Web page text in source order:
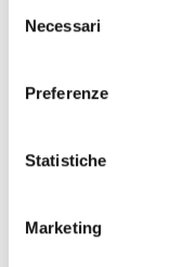
delNecessari
Preferenze
Statistiche
Marketing